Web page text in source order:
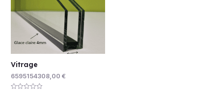
Vitrage
6595154308,00 €